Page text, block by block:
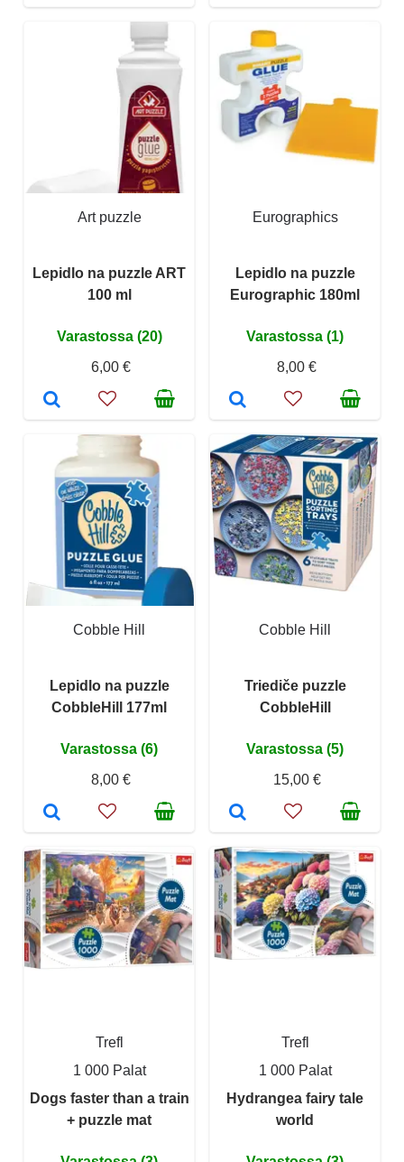
Art puzzle
Lepidlo na puzzle ART
100 ml
Varastossa (20)
6,00 €
Eurographics
Lepidlo na puzzle
Eurographic 180ml
Varastossa (1)
8,00 €
Cobble Hill
Lepidlo na puzzle
CobbleHill 177ml
Varastossa (6)
8,00 €
Cobble Hill
Triediče puzzle
CobbleHill
Varastossa (5)
15,00 €
Trefl
1 000 Palat
Dogs faster than a train
+ puzzle mat
Trefl
1 000 Palat
Hydrangea fairy tale
world